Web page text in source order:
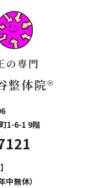
の専門
整体院®
1-6-1 9階
無休）